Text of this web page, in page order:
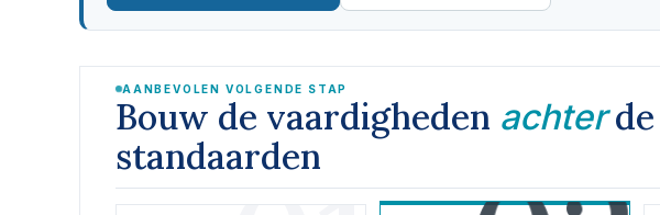
AANBEVOLEN VOLGENDE STAP
Bouw de vaardigheden achterde
standaarden